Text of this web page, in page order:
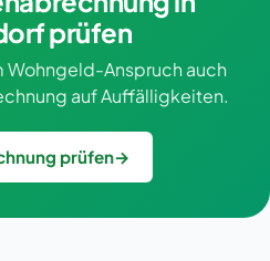
prüfen
Wohngeld-Anspruch auch
auf Auffälligkeiten.
prüfen→